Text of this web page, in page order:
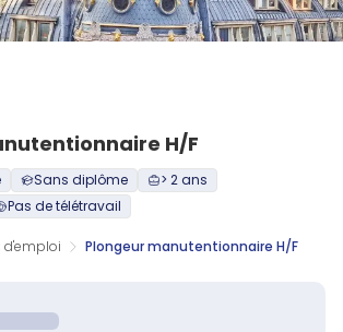
H/F
Sans diplôme
> 2 ans
Pas de télétravail
d'emploi Plongeur manutentionnaire H/F